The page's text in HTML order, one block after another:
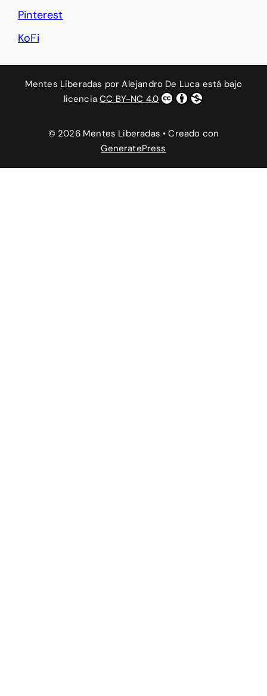
Pinterest
KoFi
Mentes Liberadas porAlejandro De Luca está bajo
licenciaCC BY-NC 4.0
© 2026 Mentes Liberadas • Creado con
GeneratePress